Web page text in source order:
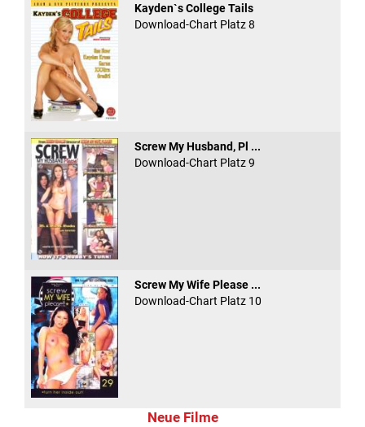
Kayden`s College Tails
Download-Chart Platz 8
Screw My Husband, Pl ...
Download-Chart Platz 9
Screw My Wife Please ...
Download-Chart Platz 10
Neue Filme